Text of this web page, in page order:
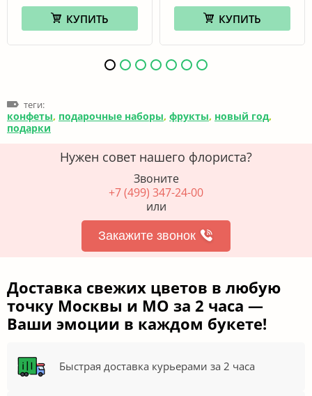
КУПИТЬ КУПИТЬ
теги:
конфеты, подарочные наборы, фрукты, новый год,
подарки
Нужен совет нашего флориста?
Звоните
+7 (499) 347-24-00
или
Закажите звонок
Доставка свежих цветов в любую
точку Москвы и МО за 2 часа —
Ваши эмоции в каждом букете!
Быстрая доставка курьерами за 2 часа